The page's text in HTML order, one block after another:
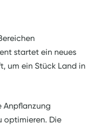
startet ein neues
um ein Stück Land in
Anpflanzung
optimieren. Die